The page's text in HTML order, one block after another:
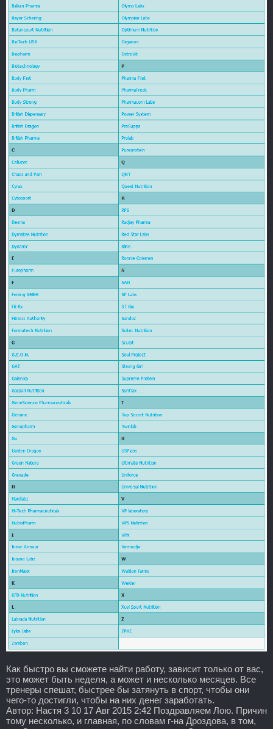
Как быстро вы сможете найти работу, зависит только от вас,
это может быть неделя, а может и несколько месяцев. Все
тренеры спешат, быстрее бы затянуть в спорт, чтобы они
чего-то достигли, чтобы на них денег заработать.
Автор: Настя 3 10 17 Авг 2015 2:42 Поздравляем Лою. Причин
тому несколько, и главная, по словам г-на Дроздова, в том,